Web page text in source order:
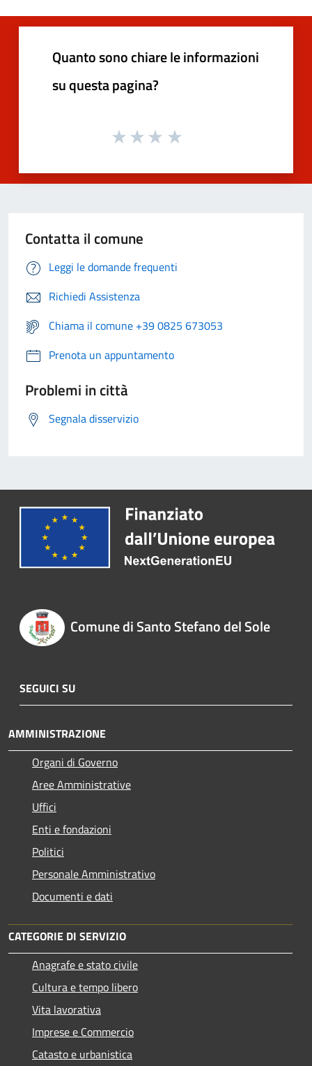
Quanto sono chiare le informazioni
su questa pagina?
Contatta il comune
Leggi le domande frequenti
Richiedi Assistenza
Chiama il comune +39 0825 673053
Prenota un appuntamento
Problemi in città
Segnala disservizio
Comune di Santo Stefano del Sole
SEGUICI SU
AMMINISTRAZIONE
Organi di Governo
Aree Amministrative
Uffici
Enti e fondazioni
Politici
Personale Amministrativo
Documenti e dati
CATEGORIE DI SERVIZIO
Anagrafe e stato civile
Cultura e tempo libero
Vita lavorativa
Imprese e Commercio
Catasto e urbanistica